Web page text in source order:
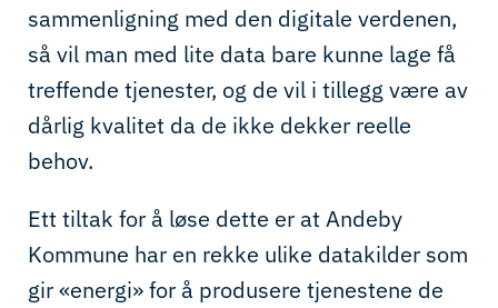
sammenligning med den digitale verdenen,
så vil man med lite data bare kunne lage få
treffende tjenester, og de vil i tillegg være av
dårlig kvalitet da de ikke dekker reelle
behov.
Ett tiltak for å løse dette er at Andeby
Kommune har en rekke ulike datakilder som
gir «energi» for å produsere tjenestene de